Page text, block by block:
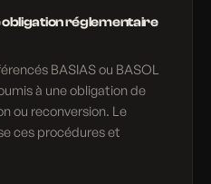
obligation réglementaire
BASIAS ou BASOL
à une obligation de
ou reconversion. Le
ces procédures et